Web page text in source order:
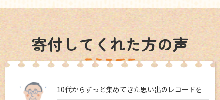
寄付してくれた方の声
10代からずっと集めてきた思い出のレコードを